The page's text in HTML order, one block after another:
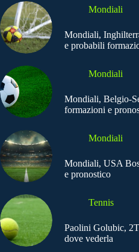
Mondiali
Mondiali,
e probabili
Mondiali
Mondiali, Belgio-
formazioni e
Mondiali
Mondiali, USA
e pronostico
Tennis
Paolini Golubic,
dove vederla